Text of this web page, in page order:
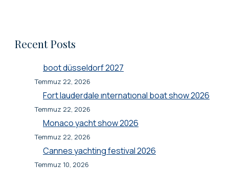
Recent Posts
boot düsseldorf 2027
Temmuz 22, 2026
Fort lauderdale ınternatıonal boat show 2026
Temmuz 22, 2026
Monaco yacht show 2026
Temmuz 22, 2026
Cannes yachting festival 2026
Temmuz 10, 2026